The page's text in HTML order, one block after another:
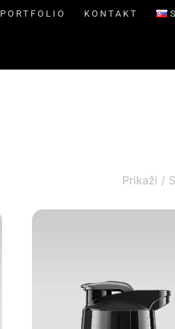
PORTFOLIO KONTAKT
Prikaži /